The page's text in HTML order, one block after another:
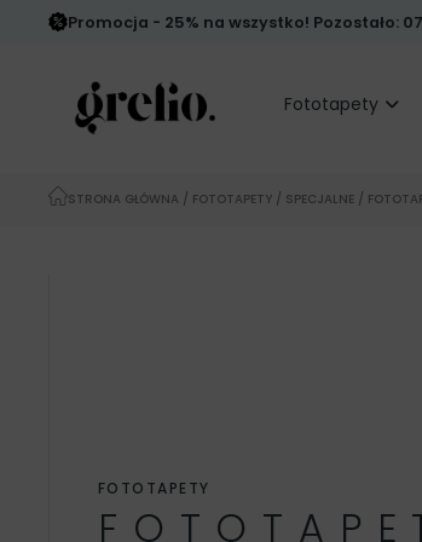
Promocja - 25% na wszystko! Pozostało:
Fototapety
STRONA GŁÓWNA / FOTOTAPETY / SPECJALNE /
FOTOTAPETY